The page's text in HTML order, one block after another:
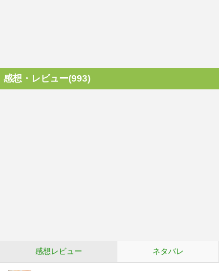
感想・レビュー(993)
感想レビュー ネタバレ